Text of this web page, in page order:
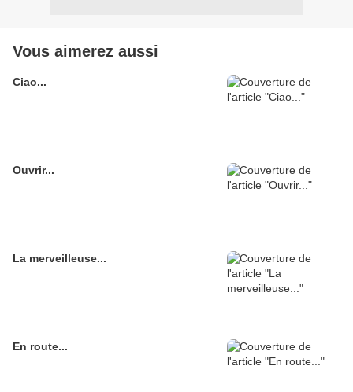
Vous aimerez aussi
Ciao...
Ouvrir...
La merveilleuse...
En route...